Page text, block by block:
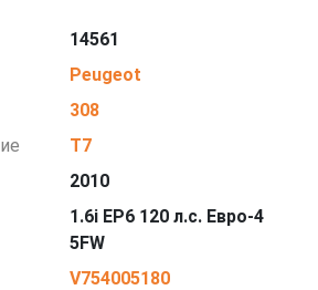
14561
Peugeot
308
T7
2010
1.6i EP6 120 л.с. Евро-4
5FW
V754005180